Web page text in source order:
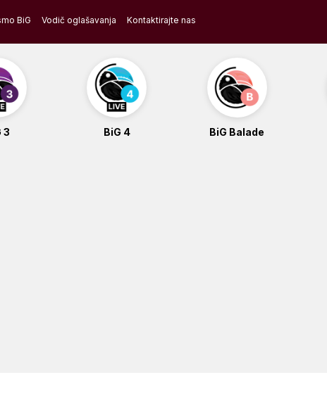
BiG Vodič oglašavanja Kontaktirajte nas
3 BiG 4 BiG Balade